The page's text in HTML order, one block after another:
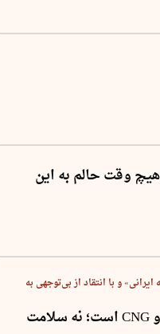
وقت حالم به این
و با انتقاد از بی‌توجهی به
اولویت دولت صادرات LPG و CNG است؛ نه سلامت